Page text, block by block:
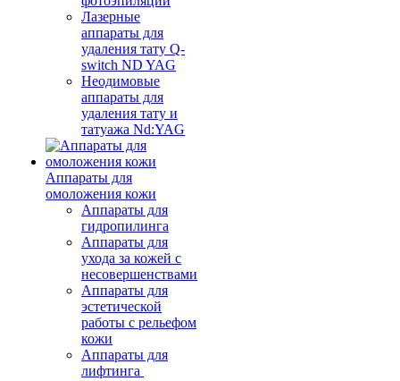
Лазерные
аппараты для
удаления тату Q-
switch ND YAG
Неодимовые
аппараты для
удаления тату и
татуажа Nd:YAG
Аппараты для
омоложения кожи
Аппараты для
гидропилинга
Аппараты для
ухода за кожей с
несовершенствами
Аппараты для
эстетической
работы с рельефом
кожи
Аппараты для
лифтинга